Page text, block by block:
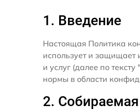
1. Введение
Настоящая Политика
использует и
и услуг (далее по
нормы в области
2.